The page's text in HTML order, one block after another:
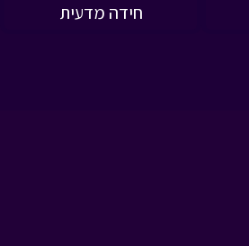
חידה מדעית